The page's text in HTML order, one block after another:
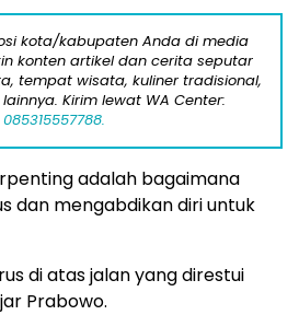
kota/kabupaten Anda di media
konten artikel dan cerita seputar
tempat wisata, kuliner tradisional,
Kirim lewat WA Center:
085315557788.
adalah bagaimana
dan mengabdikan diri untuk
di atas jalan yang direstui
Prabowo.